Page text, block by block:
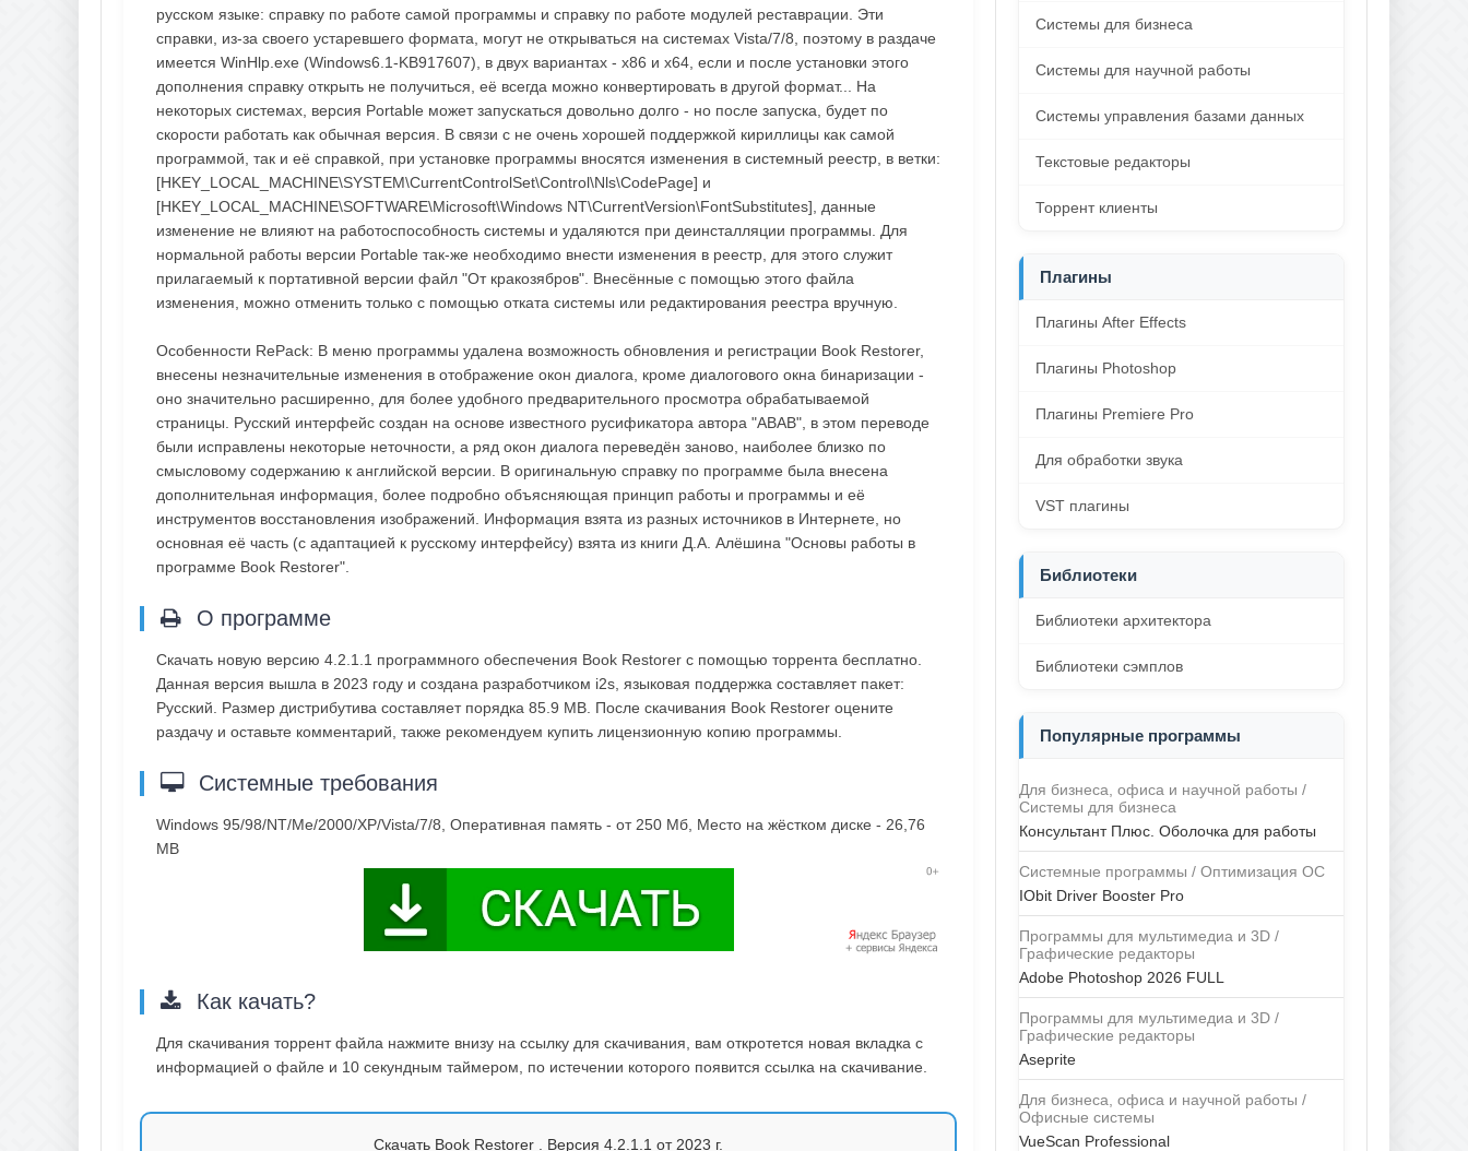
русском языке: справку по работе самой программы и справку по работе модулей реставрации. Эти
справки, из-за своего устаревшего формата, могут не открываться на системах Vista/7/8, поэтому в раздаче
имеется WinHlp.exe (Windows6.1-KB917607), в двух вариантах - х86 и х64, если и после установки этого
дополнения справку открыть не получиться, её всегда можно конвертировать в другой формат... На
некоторых системах, версия Portable может запускаться довольно долго - но после запуска, будет по
скорости работать как обычная версия. В связи с не очень хорошей поддержкой кириллицы как самой
программой, так и её справкой, при установке программы вносятся изменения в системный реестр, в ветки:
[HKEY_LOCAL_MACHINE\SYSTEM\CurrentControlSet\Control\Nls\CodePage] и
[HKEY_LOCAL_MACHINE\SOFTWARE\Microsoft\Windows NT\CurrentVersion\FontSubstitutes], данные
изменение не влияют на работоспособность системы и удаляются при деинсталляции программы. Для
нормальной работы версии Portable так-же необходимо внести изменения в реестр, для этого служит
прилагаемый к портативной версии файл "От кракозябров". Внесённые с помощью этого файла
изменения, можно отменить только с помощью отката системы или редактирования реестра вручную.
Особенности RePack: В меню программы удалена возможность обновления и регистрации Book Restorer,
внесены незначительные изменения в отображение окон диалога, кроме диалогового окна бинаризации -
оно значительно расширенно, для более удобного предварительного просмотра обрабатываемой
страницы. Русский интерфейс создан на основе известного русификатора автора "ABAB", в этом переводе
были исправлены некоторые неточности, а ряд окон диалога переведён заново, наиболее близко по
смысловому содержанию к английской версии. В оригинальную справку по программе была внесена
дополнительная информация, более подробно объясняющая принцип работы и программы и её
инструментов восстановления изображений. Информация взята из разных источников в Интернете, но
основная её часть (с адаптацией к русскому интерфейсу) взята из книги Д.А. Алёшина "Основы работы в
программе Book Restorer".
О программе
Скачать новую версию 4.2.1.1 программного обеспечения Book Restorer с помощью торрента бесплатно.
Данная версия вышла в 2023 году и создана разработчиком i2s, языковая поддержка составляет пакет:
Русский. Размер дистрибутива составляет порядка 85.9 MB. После скачивания Book Restorer оцените
раздачу и оставьте комментарий, также рекомендуем купить лицензионную копию программы.
Системные требования
Windows 95/98/NT/Me/2000/XP/Vista/7/8, Оперативная память - от 250 Мб, Место на жёстком диске - 26,76
MB
Как качать?
Для скачивания торрент файла нажмите внизу на ссылку для скачивания, вам откротется новая вкладка с
информацией о файле и 10 секундным таймером, по истечении которого появится ссылка на скачивание.
Скачать Book Restorer . Версия 4.2.1.1 от 2023 г.
Системы для бизнеса
Системы для научной работы
Системы управления базами данных
Текстовые редакторы
Торрент клиенты
Плагины
Плагины After Effects
Плагины Photoshop
Плагины Premiere Pro
Для обработки звука
VST плагины
Библиотеки
Библиотеки архитектора
Библиотеки сэмплов
Популярные программы
Для бизнеса, офиса и научной работы /
Системы для бизнеса
Консультант Плюс. Оболочка для работы
Системные программы / Оптимизация ОС
IObit Driver Booster Pro
Программы для мультимедиа и 3D /
Графические редакторы
Adobe Photoshop 2026 FULL
Программы для мультимедиа и 3D /
Графические редакторы
Aseprite
Для бизнеса, офиса и научной работы /
Офисные системы
VueScan Professional